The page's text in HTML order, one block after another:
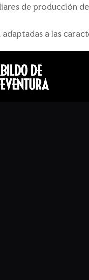
de producción
a las